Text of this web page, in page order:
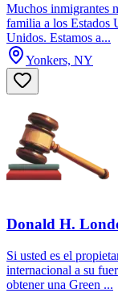
Muchos inmigrantes
familia a los Estados
Unidos. Estamos a...
Yonkers, NY
Donald H.
Si usted es el
internacional a su
obtener una Green ...